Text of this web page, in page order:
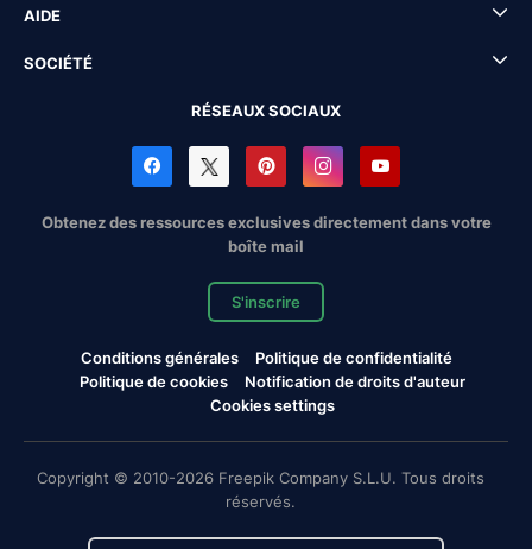
AIDE
SOCIÉTÉ
RÉSEAUX SOCIAUX
Obtenez des ressources exclusives directement dans votre
boîte mail
S'inscrire
Conditions générales
Politique de confidentialité
Politique de cookies
Notification de droits d'auteur
Cookies settings
Copyright © 2010-2026 Freepik Company S.L.U. Tous droits
réservés.